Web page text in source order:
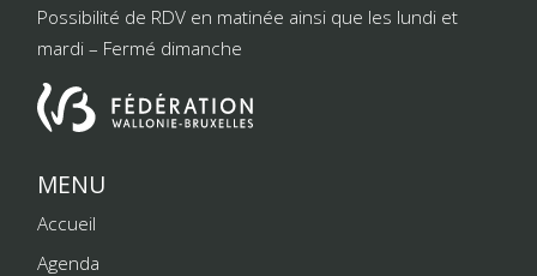
Possibilité de RDV en matinée ainsi que les lundi et
mardi – Fermé dimanche
MENU
Accueil
Agenda